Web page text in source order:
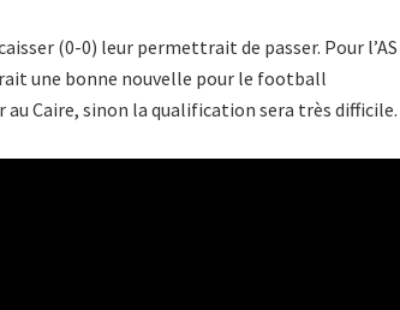
(0-0) leur permettrait de passer. Pour l’AS
une bonne nouvelle pour le football
Caire, sinon la qualification sera très difficile.